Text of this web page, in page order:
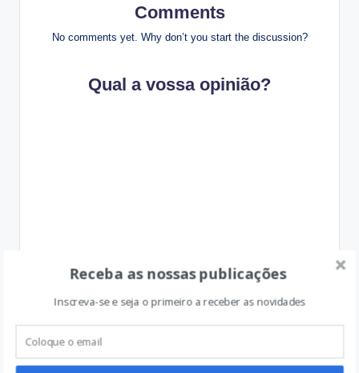
Comments
No comments yet. Why don’t you start the discussion?
Qual a vossa opinião?
Receba as nossas publicações
Inscreva-se e seja o primeiro a receber as novidades